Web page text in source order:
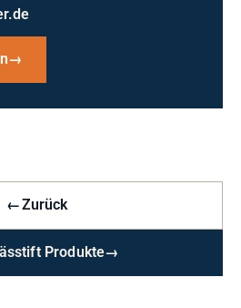
→
←Zurück
Produkte→